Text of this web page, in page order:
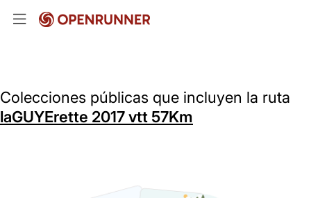
Colecciones públicas que incluyen la ruta
laGUYErette 2017 vtt 57Km